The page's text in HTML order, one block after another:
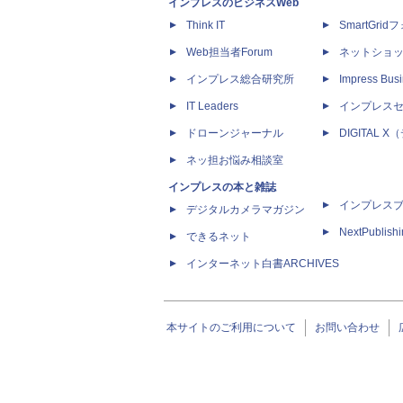
インプレスのビジネスWeb
Think IT
Web担当者Forum
インプレス総合研究所
IT Leaders
ドローンジャーナル
ネッ担お悩み相談室
インプレスの本と雑誌
デジタルカメラマガジン
できるネット
インターネット白書ARCHIVES
SmartGridフ
ネットショ
Impress
インプレス
DIGITAL X（
インプレス
本サイトのご利用について お問い合わせ